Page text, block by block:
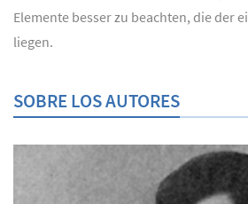
Elemente besser zu beachten, die der
liegen.
SOBRE LOS AUTORES